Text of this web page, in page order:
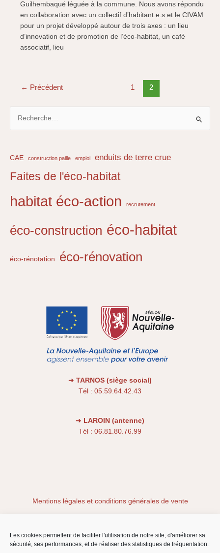
Les cookies permettent de faciliter l'utilisation de notre site, d'améliorer sa
sécurité, ses performances, et de réaliser des statistiques de fréquentation.
Guilhembaqué léguée à la commune. Nous avons répondu
en collaboration avec un collectif d’habitant.e.s et le CIVAM
pour un projet développé autour de trois axes : un lieu
d’innovation et de promotion de l’éco-habitat, un café
associatif, lieu
← Précédent 1 2
r
h
r
:
CAE construction paille emploi enduits de terre crue
Faites de l'éco-habitat
habitat éco-action recrutement
éco-construction éco-habitat
éco-rénotation éco-rénovation
➜ TARNOS (siège social)
Tél : 05.59.64.42.43
➜ LAROIN (antenne)
Tél : 06.81.80.76.99
Mentions légales et conditions générales de vente
Politique de cookies (EU)